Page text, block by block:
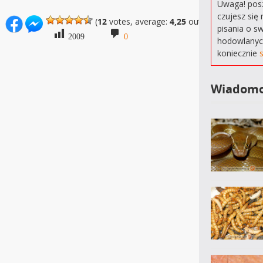
(12votes, average: 4,25out of 5)
2009 0
Uwaga!
czujesz się
pisania o
koniecznie